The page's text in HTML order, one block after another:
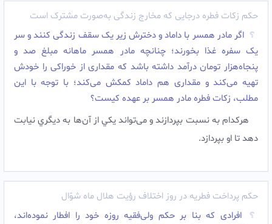
حکم زکات فطره درجایی که مخارج زندگی به‌صورت مشترک است
اگر مادر همسر با داماد و دخترش زیر یک سقف زندگی کنند و سر
یک سفره غذا بخورند؛ چنانچه مادر همسر ماهانه مبلغ صد و
پنجاه‌هزار تومان درآمد داشته باشد که مقداری از خوراکی را خودش
تهیه می‌کند و مقداری هم داماد کمکش می‌کند؛ با توجه با این
مطلب، زکات فطره مادر همسر بر عهده کیست؟
هرکدام به نسبت بپردازند و می‌تواند يکي از آن‌ها به ديگري نيابت
دهد تا او بپردازد.
حکم پرداخت فطریه در روز اختلاف رؤیت هلال ماه شوّال
افرادی که بنا بر حکم ولی‌فقیه روزه خود را افطار نموده‌اند،